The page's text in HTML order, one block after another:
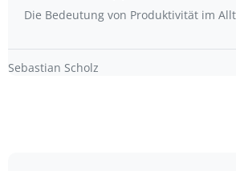
Die Bedeutung von Produktivität im
Sebastian Scholz